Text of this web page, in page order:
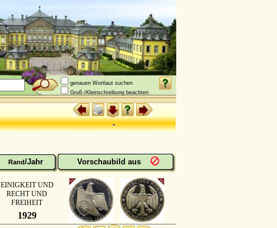
genauen Wortlaut suchen
Groß-/Kleinschreibung beachten
-
Rand/Jahr Vorschaubild aus
EINIGKEIT UND
RECHT UND
FREIHEIT
1929